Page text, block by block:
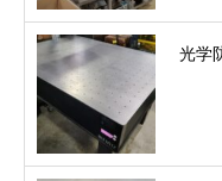
光学